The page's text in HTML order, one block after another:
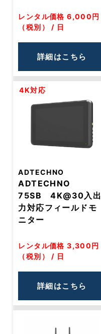
レンタル価格 6,000円
（税別） / 日
詳細はこちら
4K対応
ADTECHNO
ADTECHNO
75SB 4K@30入出
力対応フィールドモ
ニター
レンタル価格 3,300円
（税別） / 日
詳細はこちら